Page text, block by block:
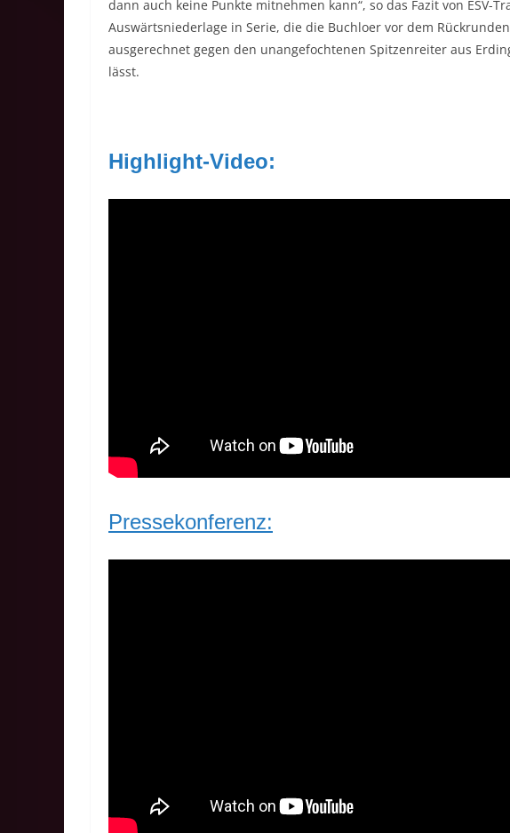
dann auch keine Punkte mitnehmen kann“, so das Fazit von ESV-
Auswärtsniederlage in Serie, die die Buchloer vor dem
ausgerechnet gegen den unangefochtenen Spitzenreiter aus
lässt.
Highlight-Video:
Pressekonferenz: